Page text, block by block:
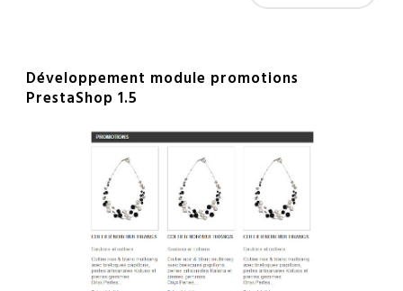
Développement module promotions
PrestaShop 1.5